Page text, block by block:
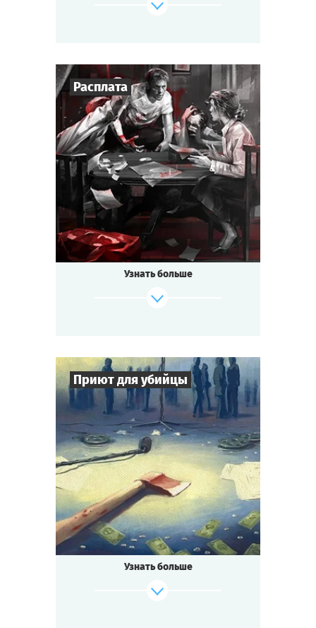
авантюристов? Говорят, что на бал приедет
сам Казанова! Что же готовит для вас этот
итальянский вечер?
Cыграть Смотреть сценарий
Расплата
Игроков 4-6
Время игры 1-1,5 ч.
Тематика Детектив
Тип квеста Мини-квестория
Cыграть Смотреть сценарий
Узнать больше
Приют для убийцы
Игроков 7-16
Время игры 2-3 ч.
Детектив
Тип квеста Квестория
Узнать больше